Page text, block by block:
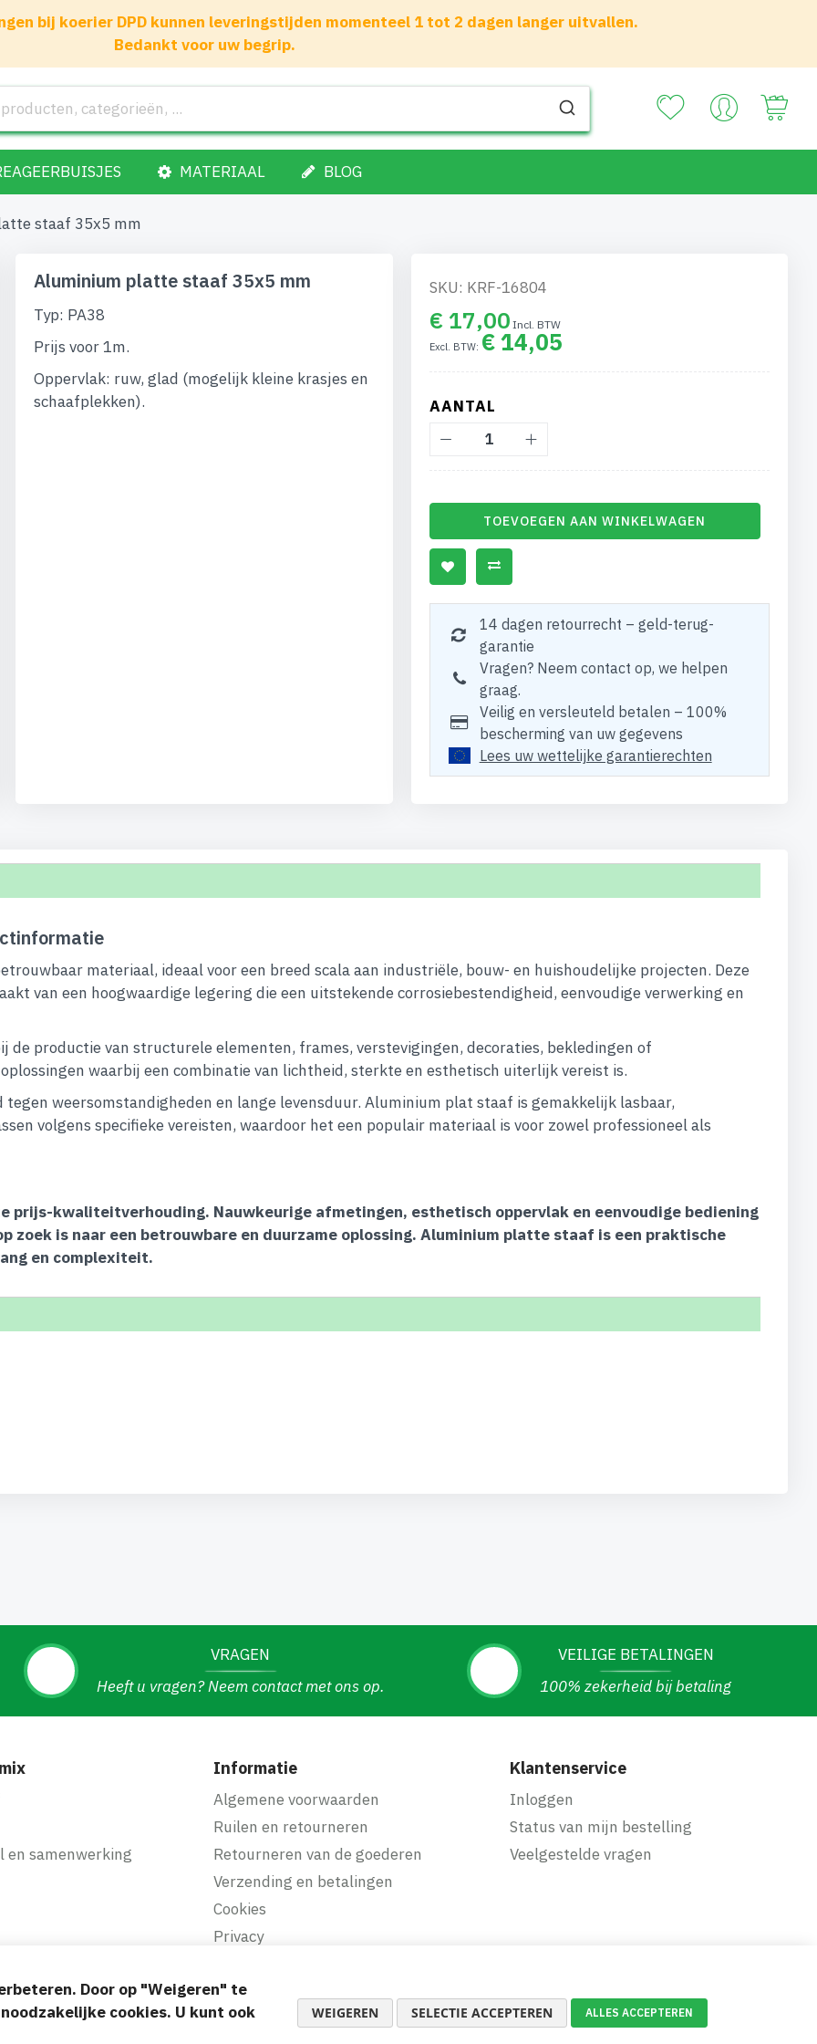
bij koerier DPD kunnen leveringstijden momenteel 1 tot 2 dagen langer uitvallen.
Bedankt voor uw begrip.
MATERIAAL BLOG
staaf 35x5 mm
Aluminium platte staaf 35x5 mm
Typ: PA38
Prijs voor 1m.
Oppervlak: ruw, glad (mogelijk kleine krasjes en
schaafplekken).
SKU: KRF-16804
€ 17,00
€ 14,05
AANTAL
TOEVOEGEN AAN WINKELWAGEN
14 dagen retourrecht – geld-terug-
garantie
Vragen? Neem contact op, we helpen
graag.
Veilig en versleuteld betalen – 100%
bescherming van uw gegevens
Lees uw wettelijke garantierechten
materiaal, ideaal voor een breed scala aan industriële, bouw- en huishoudelijke projecten. Deze
van een hoogwaardige legering die een uitstekende corrosiebestendigheid, eenvoudige verwerking en
productie van structurele elementen, frames, verstevigingen, decoraties, bekledingen of
waarbij een combinatie van lichtheid, sterkte en esthetisch uiterlijk vereist is.
weersomstandigheden en lange levensduur. Aluminium plat staaf is gemakkelijk lasbaar,
volgens specifieke vereisten, waardoor het een populair materiaal is voor zowel professioneel als
kwaliteitverhouding. Nauwkeurige afmetingen, esthetisch oppervlak en eenvoudige bediening
zoek is naar een betrouwbare en duurzame oplossing. Aluminium platte staaf is een praktische
en complexiteit.
VRAGEN
Heeft u vragen? Neem contact met ons op.
VEILIGE BETALINGEN
100% zekerheid bij betaling
en samenwerking
Informatie
Algemene voorwaarden
Ruilen en retourneren
Retourneren van de goederen
Verzending en betalingen
Cookies
Privacy
Klantenservice
Inloggen
Status van mijn bestelling
Veelgestelde vragen
betalingen
Door op "Weigeren" te
cookies. U kunt ook
WEIGEREN SELECTIE ACCEPTEREN ALLES ACCEPTEREN